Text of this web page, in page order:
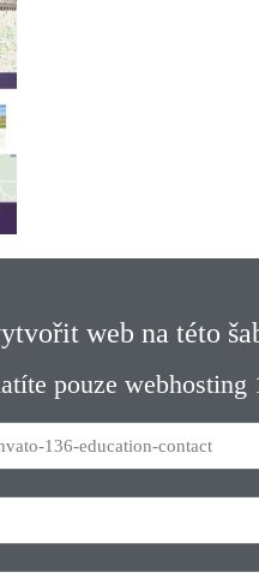
web na této
pouze webhosting